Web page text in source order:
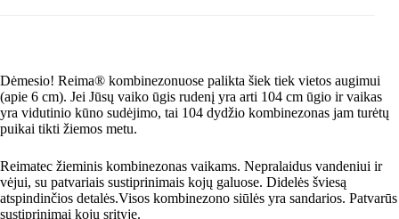
Dėmesio! Reima® kombinezonuose palikta šiek tiek vietos augimui
(apie 6 cm). Jei Jūsų vaiko ūgis rudenį yra arti 104 cm ūgio ir vaikas
yra vidutinio kūno sudėjimo, tai 104 dydžio kombinezonas jam turėtų
puikai tikti žiemos metu.
Reimatec žieminis kombinezonas vaikams. Nepralaidus vandeniui ir
vėjui, su patvariais sustiprinimais kojų galuose. Didelės šviesą
atspindinčios detalės.Visos kombinezono siūlės yra sandarios. Patvarūs
sustiprinimai kojų srityje.